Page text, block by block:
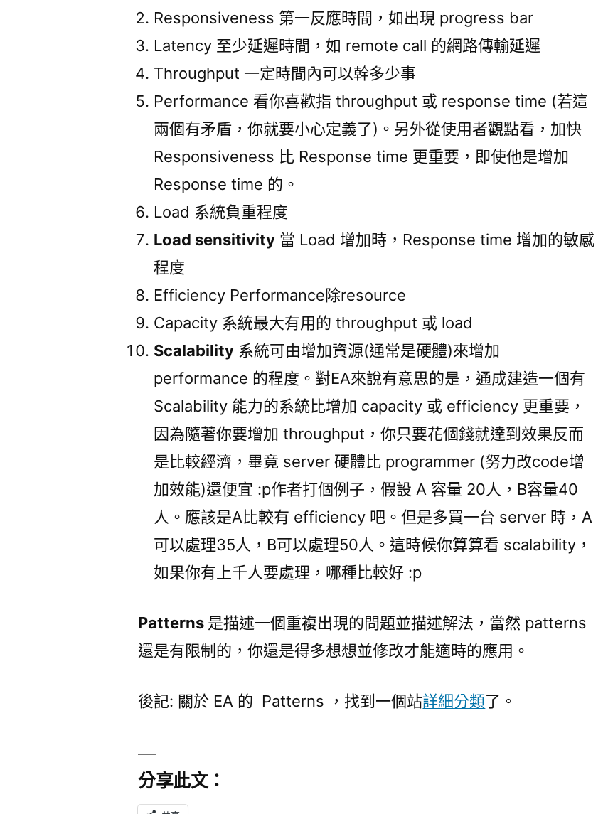
Responsiveness 第一反應時間，如出現 progress bar
Latency 至少延遲時間，如 remote call 的網路傳輸延遲
Throughput 一定時間內可以幹多少事
Performance 看你喜歡指 throughput 或 response time (若這
兩個有矛盾，你就要小心定義了)。另外從使用者觀點看，加快
Responsiveness 比 Response time 更重要，即使他是增加
Response time 的。
Load 系統負重程度
Load sensitivity 當 Load 增加時，Response time 增加的敏感
程度
Efficiency Performance除resource
Capacity 系統最大有用的 throughput 或 load
Scalability 系統可由增加資源(通常是硬體)來增加
performance 的程度。對EA來說有意思的是，通成建造一個有
Scalability 能力的系統比增加 capacity 或 efficiency 更重要，
因為隨著你要增加 throughput，你只要花個錢就達到效果反而
是比較經濟，畢竟 server 硬體比 programmer (努力改code增
加效能)還便宜 :p作者打個例子，假設 A 容量 20人，B容量40
人。應該是A比較有 efficiency 吧。但是多買一台 server 時，A
可以處理35人，B可以處理50人。這時候你算算看 scalability，
如果你有上千人要處理，哪種比較好 :p
Patterns 是描述一個重複出現的問題並描述解法，當然 patterns
還是有限制的，你還是得多想想並修改才能適時的應用。
後記: 關於 EA 的 Patterns ，找到一個站詳細分類了。
分享此文：